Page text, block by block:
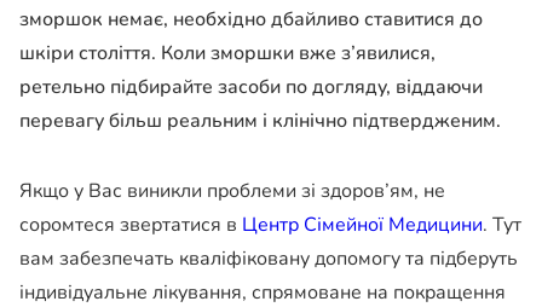
зморшок немає, необхідно дбайливо ставитися до
шкіри століття. Коли зморшки вже з’явилися,
ретельно підбирайте засоби по догляду, віддаючи
перевагу більш реальним і клінічно підтвердженим.
Якщо у Вас виникли проблеми зі здоров’ям, не
соромтеся звертатися в Центр Сімейної Медицини. Тут
вам забезпечать кваліфіковану допомогу та підберуть
індивідуальне лікування, спрямоване на покращення